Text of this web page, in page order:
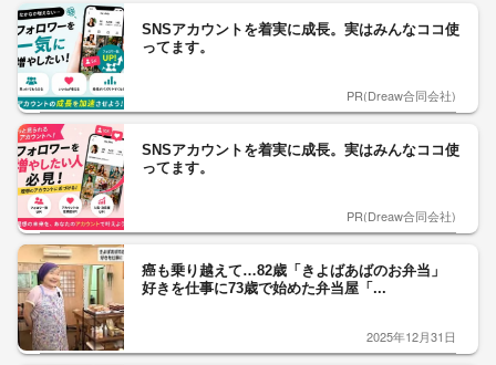
SNSアカウントを着実に成長。実はみんなココ使
ってます。
PR(Dreaw合同会社)
SNSアカウントを着実に成長。実はみんなココ使
ってます。
PR(Dreaw合同会社)
癌も乗り越えて…82歳「きよばあばのお弁当」
好きを仕事に73歳で始めた弁当屋「...
2025年12月31日